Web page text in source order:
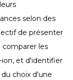
selon des
de présenter
comparer les
et d'identifier
choix d'une